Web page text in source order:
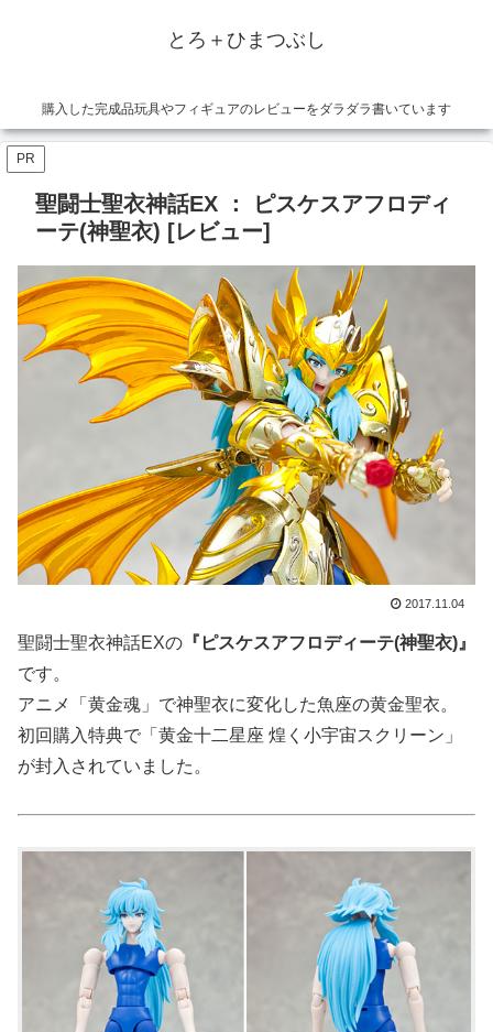
とろ＋ひまつぶし
購入した完成品玩具やフィギュアのレビューをダラダラ書いています
PR
聖闘士聖衣神話EX ： ピスケスアフロディ
ーテ(神聖衣) [レビュー]
2017.11.04
聖闘士聖衣神話EXの 『ピスケスアフロディーテ(神聖衣)』
です。
アニメ「黄金魂」で神聖衣に変化した魚座の黄金聖衣。
初回購入特典で「黄金十二星座 煌く小宇宙スクリーン」
が封入されていました。